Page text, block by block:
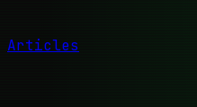
Articles